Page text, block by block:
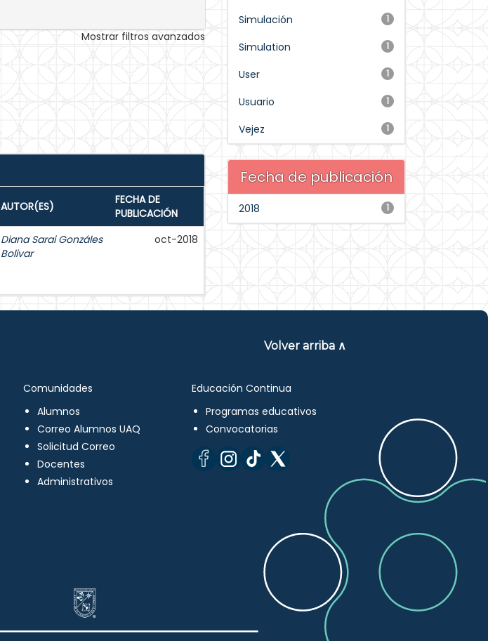
Mostrar filtros avanzados
AUTOR(ES)
FECHA DE
PUBLICACIÓN
Diana Sarai Gonzáles
Bolivar
oct-2018
1
Simulación
1
Simulation
1
User
1
Usuario
1
Vejez
Fecha de publicación
1
2018
Volver arriba ∧
Comunidades
Alumnos
Correo Alumnos UAQ
Solicitud Correo
Docentes
Administrativos
Educación Continua
Programas educativos
Convocatorias